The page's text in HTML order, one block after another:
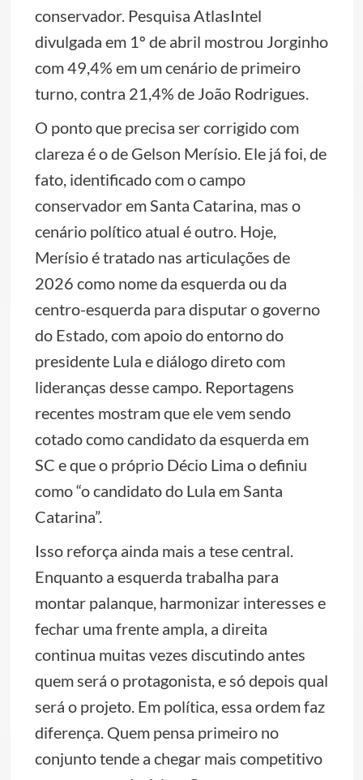
conservador. Pesquisa AtlasIntel
divulgada em 1º de abril mostrou Jorginho
com 49,4% em um cenário de primeiro
turno, contra 21,4% de João Rodrigues.
O ponto que precisa ser corrigido com
clareza é o de Gelson Merísio. Ele já foi, de
fato, identificado com o campo
conservador em Santa Catarina, mas o
cenário político atual é outro. Hoje,
Merísio é tratado nas articulações de
2026 como nome da esquerda ou da
centro-esquerda para disputar o governo
do Estado, com apoio do entorno do
presidente Lula e diálogo direto com
lideranças desse campo. Reportagens
recentes mostram que ele vem sendo
cotado como candidato da esquerda em
SC e que o próprio Décio Lima o definiu
como “o candidato do Lula em Santa
Catarina”.
Isso reforça ainda mais a tese central.
Enquanto a esquerda trabalha para
montar palanque, harmonizar interesses e
fechar uma frente ampla, a direita
continua muitas vezes discutindo antes
quem será o protagonista, e só depois qual
será o projeto. Em política, essa ordem faz
diferença. Quem pensa primeiro no
conjunto tende a chegar mais competitivo